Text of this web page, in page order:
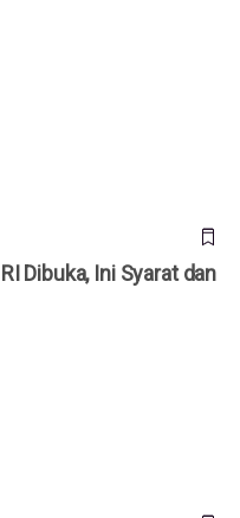
Dibuka, Ini Syarat dan